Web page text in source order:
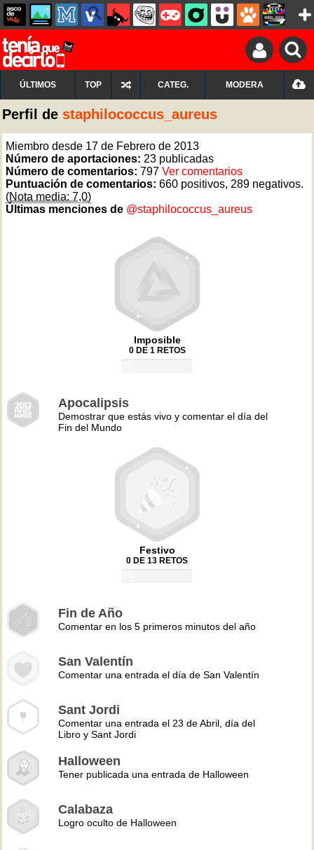
ÚLTIMOS TOP CATEG. MODERA
Perfil de staphilococcus_aureus
Miembro desde 17 de Febrero de 2013
Número de aportaciones: 23 publicadas
Número de comentarios: 797 Ver comentarios
Puntuación de comentarios: 660 positivos, 289 negativos.
(Nota media: 7,0)
Últimas menciones de @staphilococcus_aureus
Imposible
0 DE 1 RETOS
Apocalipsis
Demostrar que estás vivo y comentar el día del
Fin del Mundo
Festivo
0 DE 13 RETOS
Fin de Año
Comentar en los 5 primeros minutos del año
San Valentín
Comentar una entrada el día de San Valentín
Sant Jordi
Comentar una entrada el 23 de Abril, día del
Libro y Sant Jordi
Halloween
Tener publicada una entrada de Halloween
Calabaza
Logro oculto de Halloween